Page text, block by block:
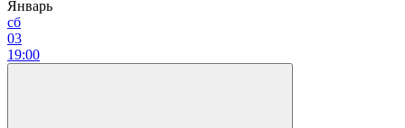
Январь
сб
03
19:00